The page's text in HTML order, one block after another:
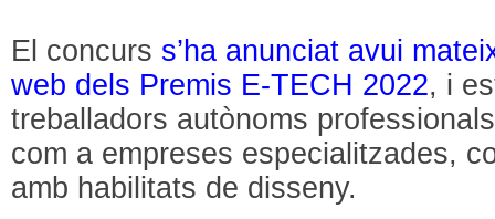
El concurs s’ha anunciat avui
web dels Premis E-TECH 2022, i
treballadors autònoms
com a empreses especialitzades,
amb habilitats de disseny.